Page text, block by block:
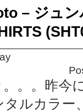
– ジュ
。。昨今
ルカラー